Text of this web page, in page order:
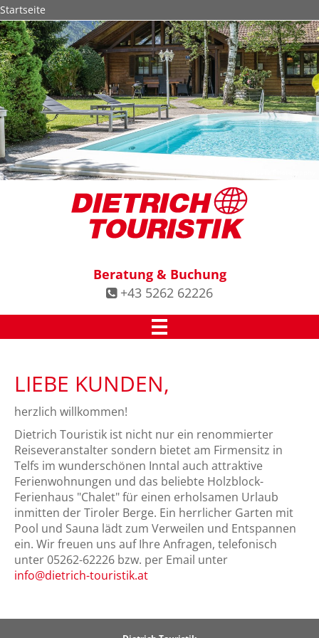
Startseite
Beratung & Buchung
+43 5262 62226
Das Chalet Dietrich in Telfs
Comfort Appartements
Kundenmeinungen
Qualitätszertifikate
Kundenstimmen
Kundenstimmen
Presseaussendungen
Reiseleiter-Rückschau
LIEBE KUNDEN,
herzlich willkommen!
Dietrich Touristik ist nicht nur ein renommierter
Reiseveranstalter sondern bietet am Firmensitz in
Telfs im wunderschönen Inntal auch attraktive
Ferienwohnungen und das beliebte Holzblock-
Ferienhaus "Chalet" für einen erholsamen Urlaub
inmitten der Tiroler Berge. Ein herrlicher Garten mit
Pool und Sauna lädt zum Verweilen und Entspannen
ein. Wir freuen uns auf Ihre Anfragen, telefonisch
unter 05262-62226 bzw. per Email unter
info
dietrich-touristik.at